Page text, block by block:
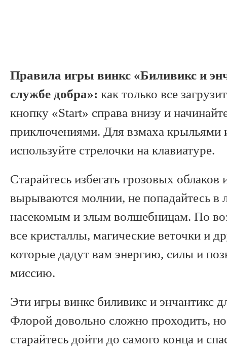
Правила игры винкс «Биливикс и
службе добра»: как только все
кнопку «Start» справа внизу и
приключениями. Для взмаха крыльями
используйте стрелочки на клавиатуре.
Старайтесь избегать грозовых
вырываются молнии, не попадайтесь
насекомым и злым волшебницам. По
все кристаллы, магические веточки и
которые дадут вам энергию, силы и
миссию.
Эти игры винкс биливикс и энчантикс
Флорой довольно сложно проходить,
старайтесь дойти до самого конца и